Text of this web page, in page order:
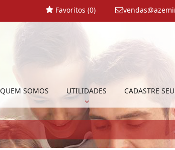
Favoritos (0)
QUEM SOMOS UTILIDADES CADASTRE